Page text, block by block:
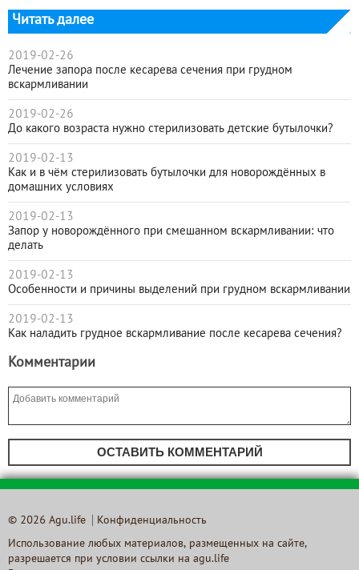
Читать далее
2019-02-26
Лечение запора после кесарева сечения при грудном
вскармливании
2019-02-26
До какого возраста нужно стерилизовать детские бутылочки?
2019-02-13
Как и в чём стерилизовать бутылочки для новорождённых в
домашних условиях
2019-02-13
Запор у новорождённого при смешанном вскармливании: что
делать
2019-02-13
Особенности и причины выделений при грудном вскармливании
2019-02-13
Как наладить грудное вскармливание после кесарева сечения?
Комментарии
ОСТАВИТЬ КОММЕНТАРИЙ
© 2026 Agu.life Конфиденциальность
Использование любых материалов, размещенных на сайте,
разрешается при условии ссылки на agu.life